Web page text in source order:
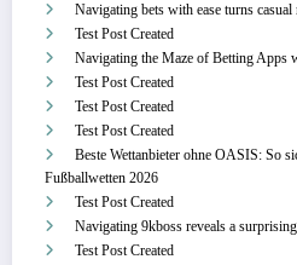
Navigating bets with ease turns
Test Post Created
Navigating the Maze of Betting
Test Post Created
Test Post Created
Test Post Created
Beste Wettanbieter ohne OASIS: So
Fußballwetten 2026
Test Post Created
Navigating 9kboss reveals a
Test Post Created